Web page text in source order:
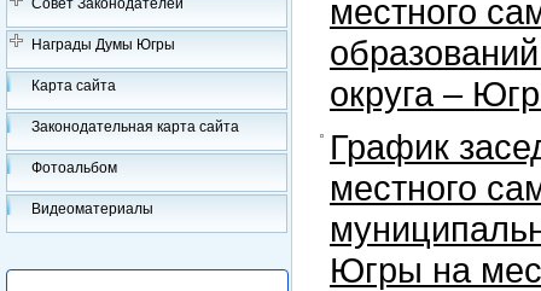
Совет Законодателей
Награды Думы Югры
Карта сайта
Законодательная карта сайта
Фотоальбом
Видеоматериалы
местного
округа –
График
местного
Югры на